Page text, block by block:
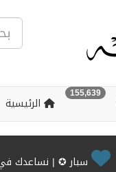
155,639
الرئيسية
سبار ✪ | نساعدك